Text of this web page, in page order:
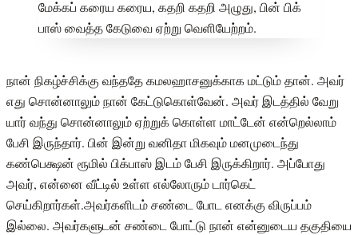
நான் நிகழ்ச்சிக்கு வந்ததே கமலஹாசனுக்காக மட்டும் தான். அவர்
எது சொன்னாலும் நான் கேட்டுகொள்வேன். அவர் இடத்தில் வேறு
யார் வந்து சொன்னாலும் ஏற்றுக் கொள்ள மாட்டேன் என்றெல்லாம்
பேசி இருந்தார். பின் இன்று வனிதா மிகவும் மனமுடைந்து
கண்பெக்ஷன் ரூமில் பிக்பாஸ் இடம் பேசி இருக்கிறார். அப்போது
அவர், என்னை வீட்டில் உள்ள எல்லோரும் டார்கெட்
செய்கிறார்கள்.அவர்களிடம் சண்டை போட எனக்கு விருப்பம்
இல்லை. அவர்களுடன் சண்டை போட்டு நான் என்னுடைய தகுதியை